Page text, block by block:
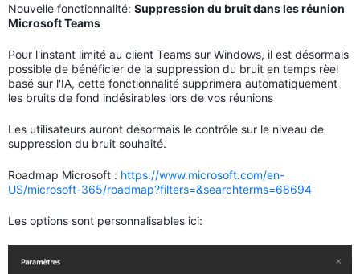
Nouvelle fonctionnalité: Suppression du bruit dans les réunion
Microsoft Teams
Pour l'instant limité au client Teams sur Windows, il est désormais
possible de bénéficier de la suppression du bruit en temps rèel
basé sur l'IA, cette fonctionnalité supprimera automatiquement
les bruits de fond indésirables lors de vos réunions
Les utilisateurs auront désormais le contrôle sur le niveau de
suppression du bruit souhaité.
Roadmap Microsoft : https://www.microsoft.com/en-
US/microsoft-365/roadmap?filters=&searchterms=68694
Les options sont personnalisables ici: